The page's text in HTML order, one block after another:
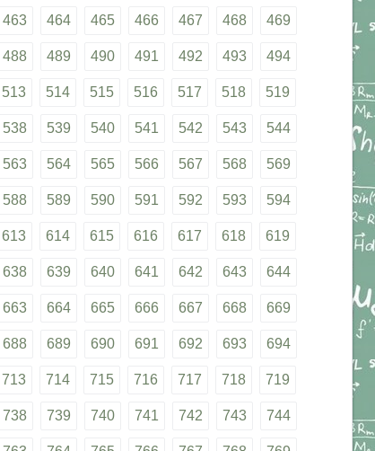
463 464 465 466 467 468 469
488 489 490 491 492 493 494
513 514 515 516 517 518 519
538 539 540 541 542 543 544
563 564 565 566 567 568 569
588 589 590 591 592 593 594
613 614 615 616 617 618 619
638 639 640 641 642 643 644
663 664 665 666 667 668 669
688 689 690 691 692 693 694
713 714 715 716 717 718 719
738 739 740 741 742 743 744